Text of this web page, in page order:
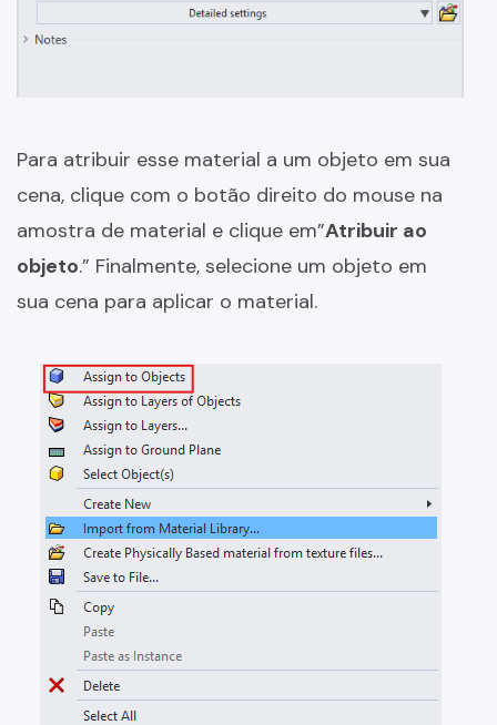
Para atribuir esse material a um objeto em sua
cena, clique com o botão direito do mouse na
amostra de material e clique em”Atribuir ao
objeto.” Finalmente, selecione um objeto em
sua cena para aplicar o material.